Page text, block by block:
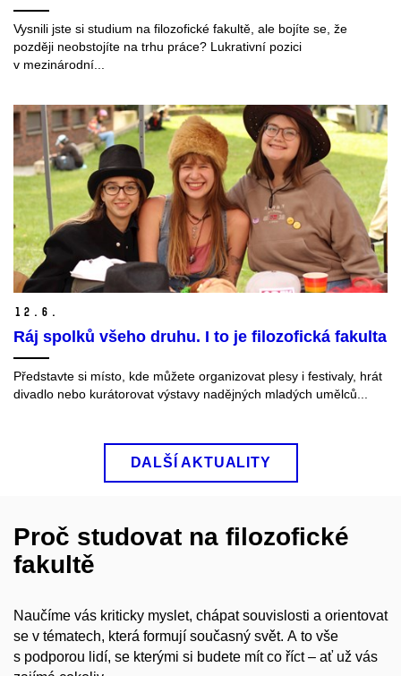
Vysnili jste si studium na filozofické fakultě, ale bojíte se, že
později neobstojíte na trhu práce? Lukrativní pozici
v mezinárodní...
12. 6.
Ráj spolků všeho druhu. I to je filozofická fakulta
Představte si místo, kde můžete organizovat plesy i festivaly, hrát
divadlo nebo kurátorovat výstavy nadějných mladých umělců...
DALŠÍ AKTUALITY
Proč studovat na filozofické
fakultě
Naučíme vás kriticky myslet, chápat souvislosti a orientovat
se v tématech, která formují současný svět. A to vše
s podporou lidí, se kterými si budete mít co říct – ať už vás